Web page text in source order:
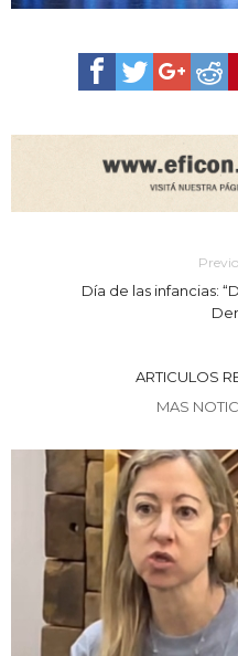
Día de las infancias:
ARTICULOS
MAS